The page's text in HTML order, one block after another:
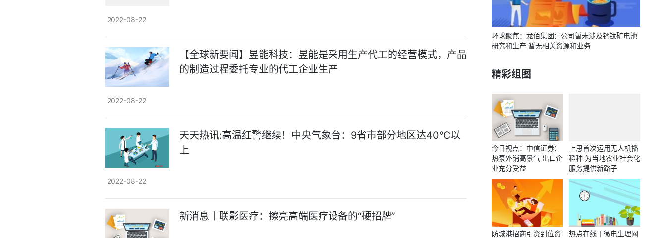
2022-08-22
【全球新要闻】昱能科技：昱能是采用生产代工的经营模式，产品
的制造过程委托专业的代工企业生产
2022-08-22
天天热讯:高温红警继续！中央气象台：9省市部分地区达40℃以
上
2022-08-22
新消息丨联影医疗：擦亮高端医疗设备的“硬招牌”
环球聚焦：龙佰集团：公司暂未涉及钙钛矿电池
研究和生产 暂无相关资源和业务
精彩组图
今日视点：中信证券：
热泵外销高景气 出口企
业充分受益
上思首次运用无人机播
稻种 为当地农业社会化
服务提供新路子
防城港招商引资到位资
热点在线丨微电生理网